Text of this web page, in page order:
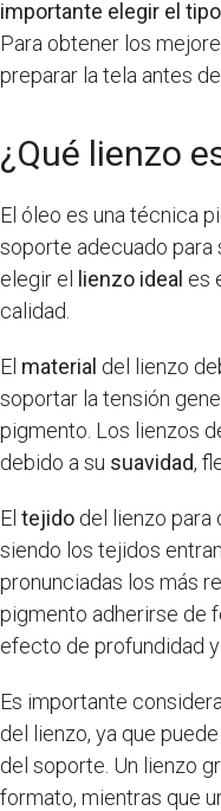
importante elegir el
Para obtener los
preparar la tela antes
¿Qué lienzo
El óleo es una técnica
soporte adecuado para
elegir el lienzo ideal es
calidad.
El material del lienzo
soportar la tensión
pigmento. Los lienzos
debido a su suavidad,
El tejido del lienzo para
siendo los tejidos
pronunciadas los más
pigmento adherirse de
efecto de profundidad y
Es importante
del lienzo, ya que
del soporte. Un lienzo
formato, mientras que